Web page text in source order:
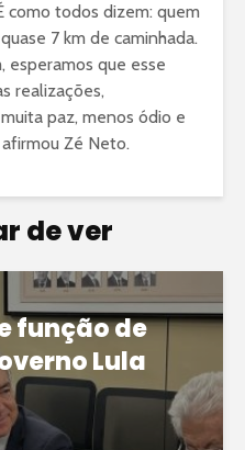
como todos dizem: quem
7 km de caminhada.
esperamos que esse
realizações,
paz, menos ódio e
afirmou Zé Neto.
de ver
função de
Lula